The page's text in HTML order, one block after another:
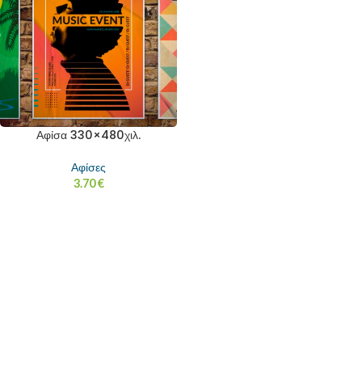
Αφίσα 330×480χιλ.
Αφίσες
3.70€